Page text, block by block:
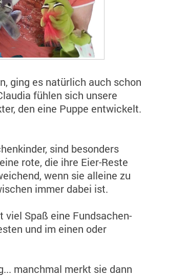
ging es natürlich auch schon
fühlen sich unsere
den eine Puppe entwickelt.
sind besonders
rote, die ihre Eier-Reste
wenn sie alleine zu
immer dabei ist.
viel Spaß eine Fundsachen-
und im einen oder
manchmal merkt sie dann